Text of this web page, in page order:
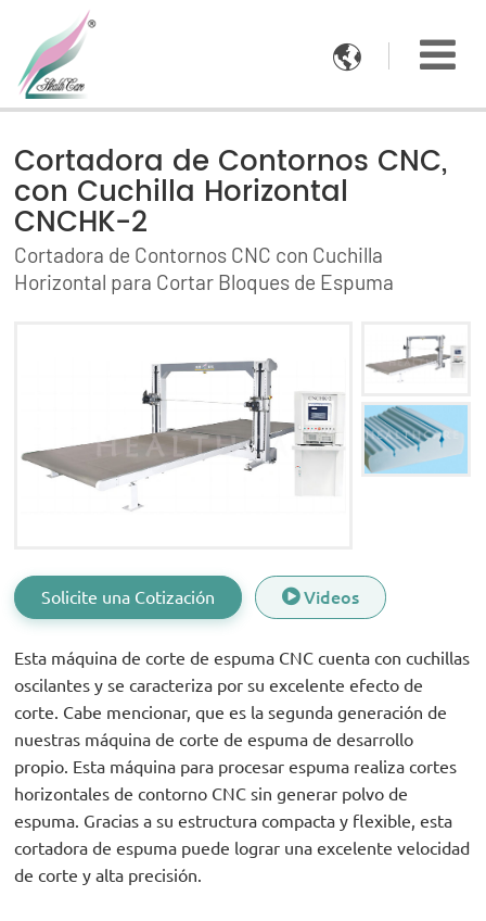

Cortadora de Contornos CNC,
con Cuchilla Horizontal
CNCHK-2
Cortadora de Contornos CNC con Cuchilla
Horizontal para Cortar Bloques de Espuma
Solicite una Cotización Videos
Esta máquina de corte de espuma CNC cuenta con cuchillas
oscilantes y se caracteriza por su excelente efecto de
corte. Cabe mencionar, que es la segunda generación de
nuestras máquina de corte de espuma de desarrollo
propio. Esta máquina para procesar espuma realiza cortes
horizontales de contorno CNC sin generar polvo de
espuma. Gracias a su estructura compacta y flexible, esta
cortadora de espuma puede lograr una excelente velocidad
de corte y alta precisión.